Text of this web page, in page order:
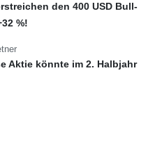
den 400 USD Bull-
%!
Aktie könnte im 2. Halbjahr